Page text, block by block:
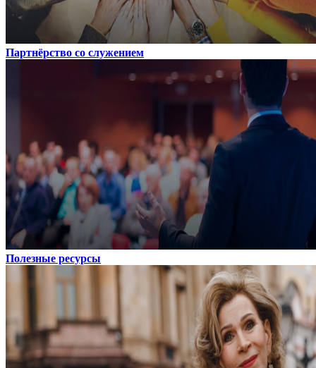
Партнёрство со служением
Полезные ресурсы